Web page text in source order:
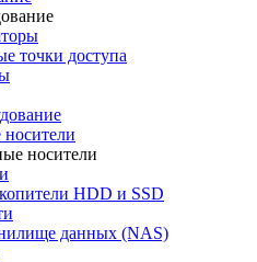
точки доступа
носители
HDD и SSD
данных (NAS)